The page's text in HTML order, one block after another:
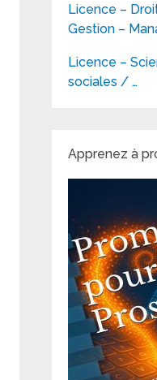
Licence –
Gestion –
Licence –
sociales / …
Apprenez à